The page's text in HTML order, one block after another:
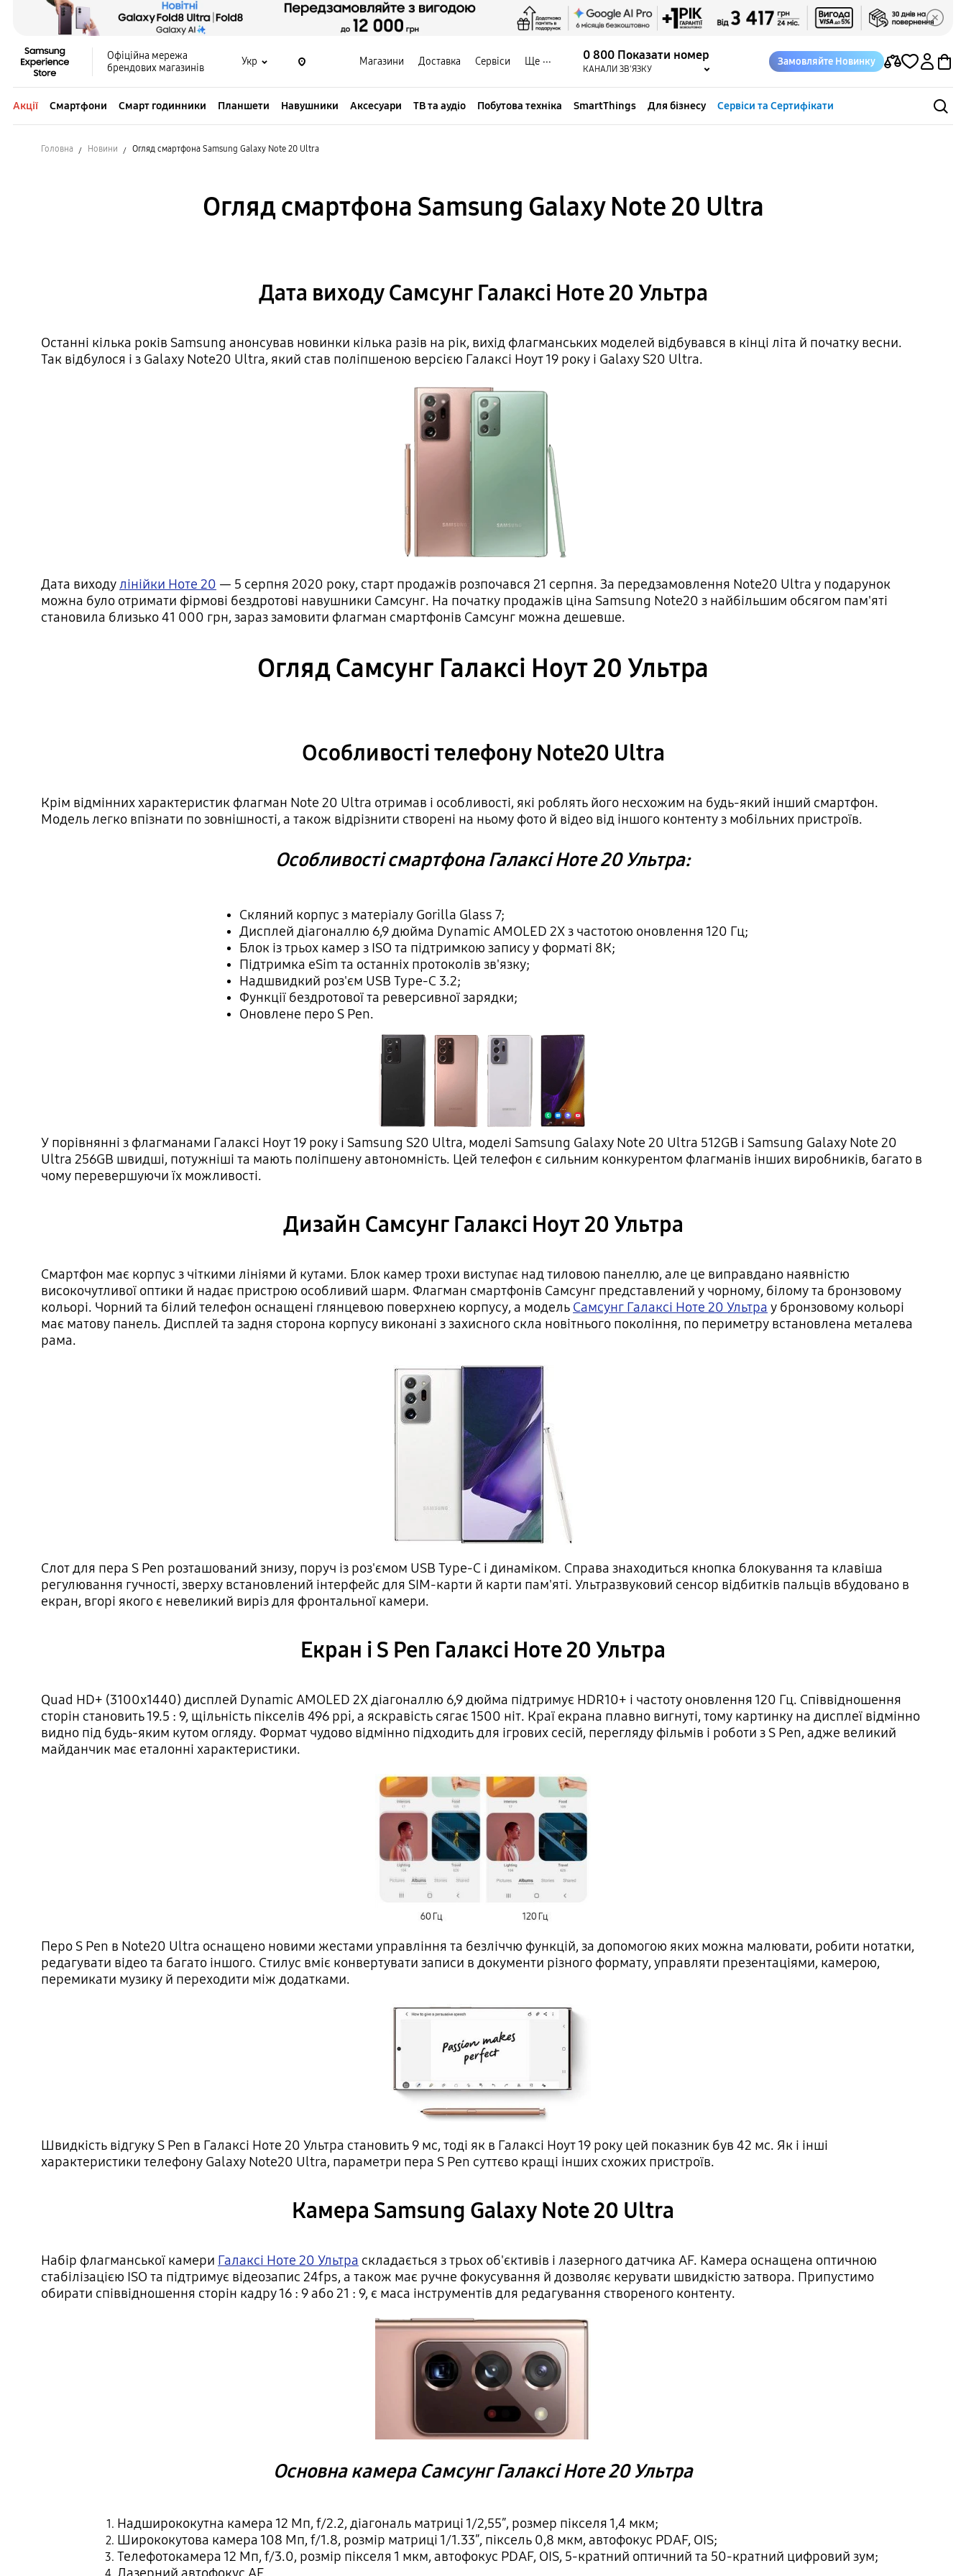
Офіційна мережа
брендових магазинів
Укр Магазини Доставка Сервіси Ще 0 800 Показати номер
КАНАЛИ ЗВ'ЯЗКУ
Замовляйте Новинку
Акції Смартфони Смарт годинники Планшети Навушники Аксесуари ТВ та аудіо Побутова техніка SmartThings Для бізнесу Сервіси та Сертифікати
Головна Новини Огляд смартфона Samsung Galaxy Note 20 Ultra
Огляд смартфона Samsung Galaxy Note 20 Ultra
Дата виходу Самсунг Галаксі Ноте 20 Ультра
Останні кілька років Samsung анонсував новинки кілька разів на рік, вихід флагманських моделей відбувався в кінці літа й початку весни.
Так відбулося і з Galaxy Note20 Ultra, який став поліпшеною версією Галаксі Ноут 19 року і Galaxy S20 Ultra.
Дата виходулінійки Ноте 20 — 5 серпня 2020 року, старт продажів розпочався 21 серпня. За передзамовлення Note20 Ultra у подарунок
можна було отримати фірмові бездротові навушники Самсунг. На початку продажів ціна Samsung Note20 з найбільшим обсягом пам'яті
становила близько 41 000 грн, зараз замовити флагман смартфонів Самсунг можна дешевше.
Огляд Самсунг Галаксі Ноут 20 Ультра
Особливості телефону Note20 Ultra
Крім відмінних характеристик флагман Note 20 Ultra отримав і особливості, які роблять його несхожим на будь-який інший смартфон.
Модель легко впізнати по зовнішності, а також відрізнити створені на ньому фото й відео від іншого контенту з мобільних пристроїв.
Особливості смартфона Галаксі Ноте 20 Ультра:
Скляний корпус з матеріалу Gorilla Glass 7;
Дисплей діагоналлю 6,9 дюйма Dynamic AMOLED 2X з частотою оновлення 120 Гц;
Блок із трьох камер з ISO та підтримкою запису у форматі 8К;
Підтримка eSim та останніх протоколів зв'язку;
Надшвидкий роз'єм USB Type-C 3.2;
Функції бездротової та реверсивної зарядки;
Оновлене перо S Pen.
У порівнянні з флагманами Галаксі Ноут 19 року і Samsung S20 Ultra, моделі Samsung Galaxy Note 20 Ultra 512GB і Samsung Galaxy Note 20
Ultra 256GB швидші, потужніші та мають поліпшену автономність. Цей телефон є сильним конкурентом флагманів інших виробників, багато в
чому перевершуючи їх можливості.
Дизайн Самсунг Галаксі Ноут 20 Ультра
Смартфон має корпус з чіткими лініями й кутами. Блок камер трохи виступає над тиловою панеллю, але це виправдано наявністю
високочутливої ​​оптики й надає пристрою особливий шарм. Флагман смартфонів Самсунг представлений у чорному, білому та бронзовому
кольорі. Чорний та білий телефон оснащені глянцевою поверхнею корпусу, а модель Самсунг Галаксі Ноте 20 Ультра у бронзовому кольорі
має матову панель. Дисплей та задня сторона корпусу виконані з захисного скла новітнього покоління, по периметру встановлена металева
рама.
Слот для пера S Pen розташований знизу, поруч із роз'ємом USB Type-C і динаміком. Справа знаходиться кнопка блокування та клавіша
регулювання гучності, зверху встановлений інтерфейс для SIM-карти й карти пам'яті. Ультразвуковий сенсор відбитків пальців вбудовано в
екран, вгорі якого є невеликий виріз для фронтальної камери.
Екран і S Pen Галаксі Ноте 20 Ультра
Quad HD+ (3100x1440) дисплей Dynamic AMOLED 2X діагоналлю 6,9 дюйма підтримує HDR10+ і частоту оновлення 120 Гц. Співвідношення
сторін становить 19.5 : 9, щільність пікселів 496 ppi, а яскравість сягає 1500 ніт. Краї екрана плавно вигнуті, тому картинку на дисплеї відмінно
видно під будь-яким кутом огляду. Формат чудово відмінно підходить для ігрових сесій, перегляду фільмів і роботи з S Pen, адже великий
майданчик має еталонні характеристики.
Перо S Pen в Note20 Ultra оснащено новими жестами управління та безліччю функцій, за допомогою яких можна малювати, робити нотатки,
редагувати відео та багато іншого. Стилус вміє конвертувати записи в документи різного формату, управляти презентаціями, камерою,
перемикати музику й переходити між додатками.
Швидкість відгуку S Pen в Галаксі Ноте 20 Ультра становить 9 мс, тоді як в Галаксі Ноут 19 року цей показник був 42 мс. Як і інші
характеристики телефону Galaxy Note20 Ultra, параметри пера S Pen суттєво кращі інших схожих пристроїв.
Камера Samsung Galaxy Note 20 Ultra
Набір флагманської камери Галаксі Ноте 20 Ультра складається з трьох об'єктивів і лазерного датчика AF. Камера оснащена оптичною
стабілізацією ISO та підтримує відеозапис 24fps, а також має ручне фокусування й дозволяє керувати швидкістю затвора. Припустимо
обирати співвідношення сторін кадру 16 : 9 або 21 : 9, є маса інструментів для редагування створеного контенту.
Основна камера Самсунг Галаксі Ноте 20 Ультра
Надширококутна камера 12 Мп, f/2.2, діагональ матриці 1/2,55″, розмер пікселя 1,4 мкм;
Ширококутова камера 108 Мп, f/1.8, розмір матриці 1/1.33″, піксель 0,8 мкм, автофокус PDAF, OIS;
Телефотокамера 12 Мп, f/3.0, розмір пікселя 1 мкм, автофокус PDAF, OIS, 5-кратний оптичний та 50-кратний цифровий зум;